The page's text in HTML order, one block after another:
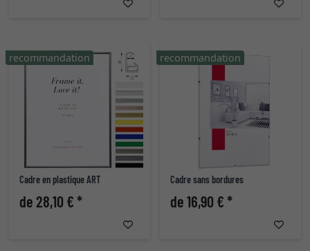
Cadre en plastique ART
de 28,10 € *
recommandation
Cadre sans bordures
de 16,90 € *
recommandation